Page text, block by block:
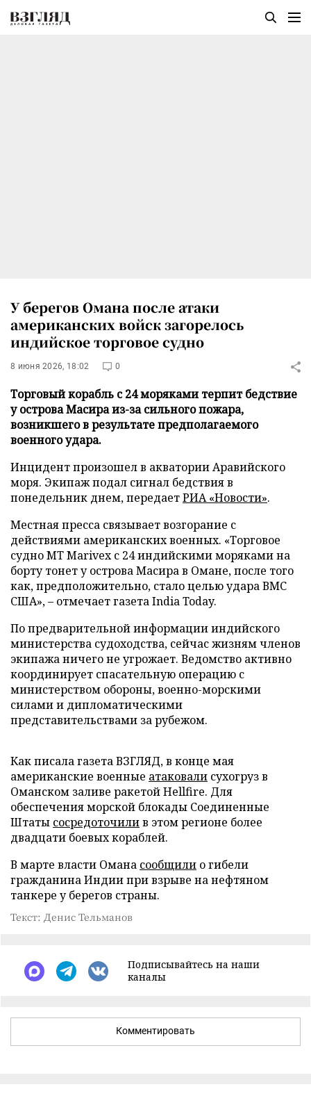
У берегов Омана после атаки
американских войск загорелось
индийское торговое судно
8 июня 2026, 18:02 0
Торговый корабль с 24 моряками терпит бедствие
у острова Масира из-за сильного пожара,
возникшего в результате предполагаемого
военного удара.
Инцидент произошел в акватории Аравийского
моря. Экипаж подал сигнал бедствия в
понедельник днем, передаетРИА «Новости».
Местная пресса связывает возгорание с
действиями американских военных. «Торговое
судно MT Marivex с 24 индийскими моряками на
борту тонет у острова Масира в Омане, после того
как, предположительно, стало целью удара ВМС
США», – отмечает газета India Today.
По предварительной информации индийского
министерства судоходства, сейчас жизням членов
экипажа ничего не угрожает. Ведомство активно
координирует спасательную операцию с
министерством обороны, военно-морскими
силами и дипломатическими
представительствами за рубежом.
Как писала газета ВЗГЛЯД, в конце мая
американские военные атаковали сухогруз в
Оманском заливе ракетой Hellfire. Для
обеспечения морской блокады Соединенные
Штаты сосредоточилив этом регионе более
двадцати боевых кораблей.
В марте власти Омана сообщили о гибели
гражданина Индии при взрыве на нефтяном
танкере у берегов страны.
Текст: Денис Тельманов
Подписывайтесь на наши
каналы
Комментировать